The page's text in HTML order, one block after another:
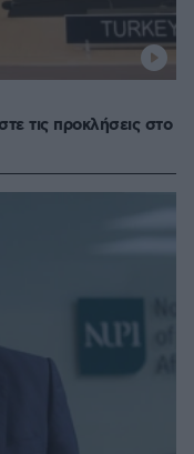
τις προκλήσεις στο